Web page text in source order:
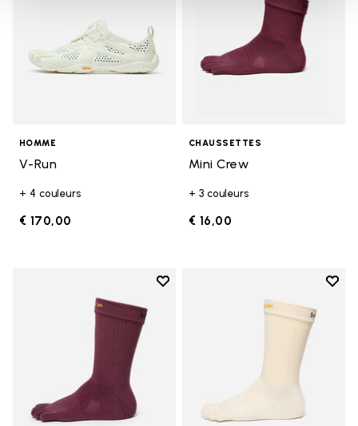
HOMME
V-Run
+ 4 couleurs
€ 170,00
CHAUSSETTES
Mini Crew
+ 3 couleurs
€ 16,00
Add to wishlist
Add to wishlist Crew
Add